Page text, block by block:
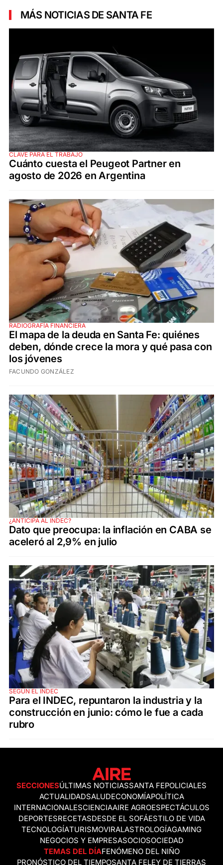
MÁS NOTICIAS DE SANTA FE
CLAVE PARA EL TRABAJO
Cuánto cuesta el Peugeot Partner en
agosto de 2026 en Argentina
RADIOGRAFÍA FINANCIERA
El mapa de la deuda en Santa Fe: quiénes
deben, dónde crece la mora y qué pasa con
los jóvenes
FACUNDO GONZÁLEZ
¿ANTICIPA AL INDEC?
Dato que preocupa: la inflación en CABA se
aceleró al 2,9% en julio
SEGÚN EL INDEC
Para el INDEC, repuntaron la industria y la
construcción en junio: cómo le fue a cada
rubro
SECCIONESÚLTIMAS NOTICIASSANTA FEPOLICIALES
ACTUALIDADSALUDECONOMÍAPOLÍTICA
INTERNACIONALESCIENCIAAIRE AGROESPECTÁCULOS
DEPORTESRECETASDESDE EL SOFÁESTILO DE VIDA
TECNOLOGÍATURISMOVIRALASTROLOGÍAGAMING
NEGOCIOS Y EMPRESASOCIOSOCIEDAD
TEMAS DEL DÍAFENÓMENO DEL NIÑO
PRONÓSTICO DEL TIEMPOSANTA FELEY DE TIERRAS